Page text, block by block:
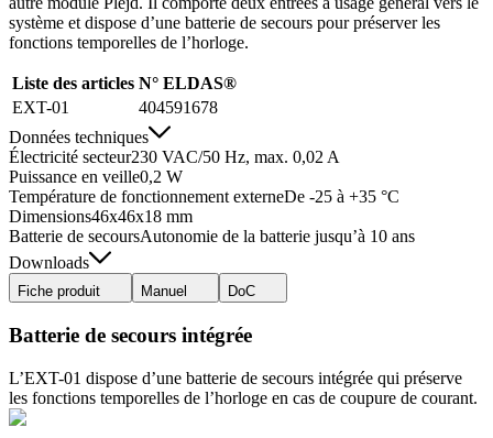
système et dispose d’une batterie de secours pour préserver les
fonctions temporelles de l’horloge.
Liste des articles N° ELDAS®
EXT-01
404591678
Données techniques
Électricité secteur230 VAC/50 Hz, max. 0,02 A
Puissance en veille0,2 W
Température de fonctionnement externeDe -25 à +35 °C
Dimensions46x46x18 mm
Batterie de secoursAutonomie de la batterie jusqu’à 10 ans
Downloads
Fiche produit Manuel DoC
Batterie de secours intégrée
L’EXT-01 dispose d’une batterie de secours intégrée qui préserve
les fonctions temporelles de l’horloge en cas de coupure de courant.